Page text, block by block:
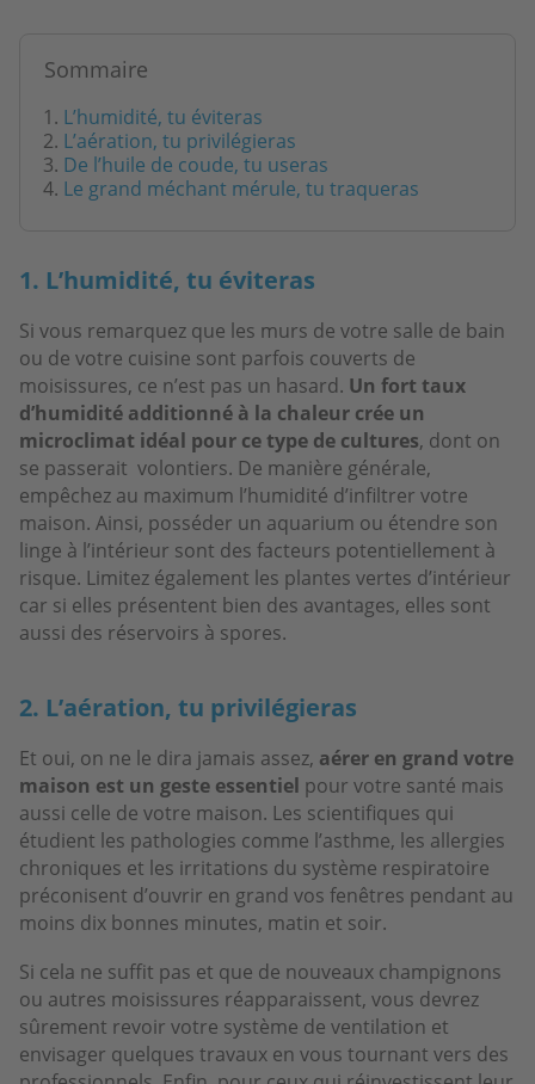
Sommaire
L’humidité, tu éviteras
L’aération, tu privilégieras
De l’huile de coude, tu useras
Le grand méchant mérule, tu traqueras
1. L’humidité, tu éviteras
Si vous remarquez que les murs de votre salle de bain
ou de votre cuisine sont parfois couverts de
moisissures, ce n’est pas un hasard. Un fort taux
d’humidité additionné à la chaleur crée un
microclimat idéal pour ce type de cultures, dont on
se passerait volontiers. De manière générale,
empêchez au maximum l’humidité d’infiltrer votre
maison. Ainsi, posséder un aquarium ou étendre son
linge à l’intérieur sont des facteurs potentiellement à
risque. Limitez également les plantes vertes d’intérieur
car si elles présentent bien des avantages, elles sont
aussi des réservoirs à spores.
2. L’aération, tu privilégieras
Et oui, on ne le dira jamais assez, aérer en grand votre
maison est un geste essentiel pour votre santé mais
aussi celle de votre maison. Les scientifiques qui
étudient les pathologies comme l’asthme, les allergies
chroniques et les irritations du système respiratoire
préconisent d’ouvrir en grand vos fenêtres pendant au
moins dix bonnes minutes, matin et soir.
Si cela ne suffit pas et que de nouveaux champignons
ou autres moisissures réapparaissent, vous devrez
sûrement revoir votre système de ventilation et
envisager quelques travaux en vous tournant vers des